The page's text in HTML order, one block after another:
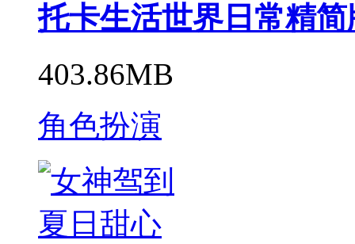
托卡生活世界日常精简
403.86MB
角色扮演